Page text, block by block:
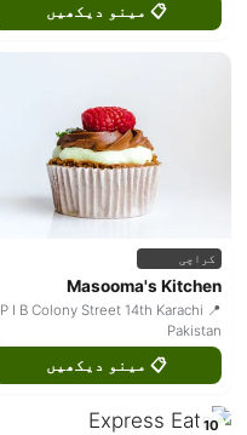
📋 مینو دیکھیں
کراچی
Masooma's Kitchen
📍 P I B Colony Street 14th Karachi
Pakistan
📋 مینو دیکھیں
10